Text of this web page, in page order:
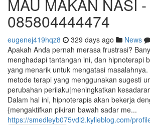
MAU MAKAN NASI -
085804444474
eugenej419hqz8 329 days ago News
Apakah Anda pernah merasa frustrasi?
menghadapi tantangan ini, dan hipnoterapi
yang menarik untuk mengatasi
metode terapi yang menggunakan sugesti
perubahan perilaku|meningkatkan
Dalam hal ini, hipnoterapis akan bekerja
{mengaktifkan pikiran bawah sadar me...
https://smedleyb075vdl2.kylieblog.com/